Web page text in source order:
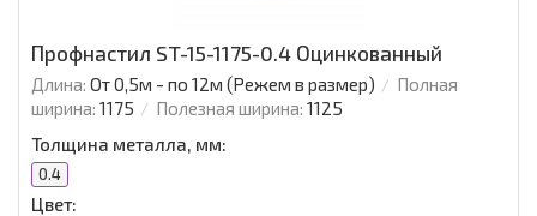
Профнастил ST-15-1175-0.4 Оцинкованный
Длина: От 0,5м - по 12м (Режем в размер)
Полная
ширина: 1175 Полезная ширина: 1125
Толщина металла, мм:
0.4
Цвет: